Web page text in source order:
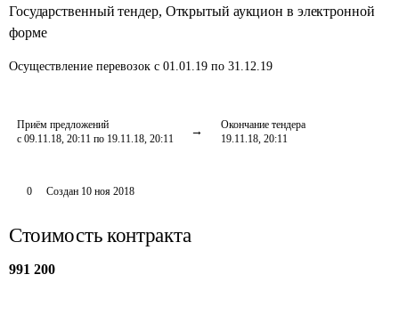
Государственный тендер, Открытый аукцион в электронной
форме
Осуществление перевозок с 01.01.19 по 31.12.19
Приём предложений
с 09.11.18, 20:11 по 19.11.18, 20:11
Окончание тендера
19.11.18, 20:11
0 Создан 10 ноя 2018
Стоимость контракта
991 200